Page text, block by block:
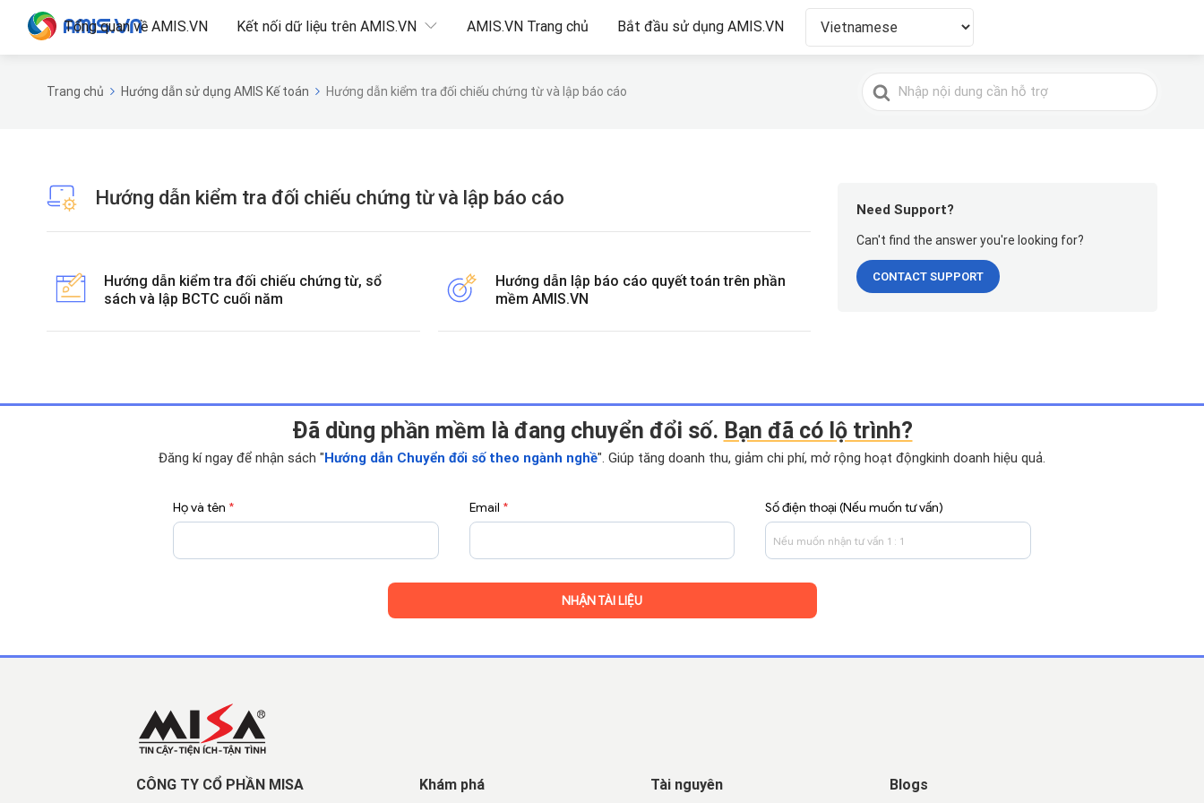
Tổng quan về AMIS.VN Kết nối dữ liệu trên AMIS.VN AMIS.VN Trang chủ Bắt đầu sử dụng AMIS.VN
Trang chủ Hướng dẫn sử dụng AMIS Kế toán Hướng dẫn kiểm tra đối chiếu chứng từ và lập báo cáo
Tìm
kiếm
Hướng dẫn kiểm tra đối chiếu chứng từ và lập báo cáo
Hướng dẫn kiểm tra đối chiếu chứng từ, sổ
sách và lập BCTC cuối năm
Hướng dẫn lập báo cáo quyết toán trên phần
mềm AMIS.VN
Need Support?
Can't find the answer you're looking for?
CONTACT SUPPORT
Ðã dùng phần mềm là đang chuyển đổi số. Bạn đã có lộ trình?
Đăng kí ngay để nhận sách "Hướng dẫn Chuyển đổi số theo ngành nghề". Giúp tăng doanh thu, giảm chi phí, mở rộng hoạt độngkinh doanh hiệu quả.
Họ và tên * Email * Số điện thoại (Nếu muốn tư vấn)
CÔNG TY CỔ PHẦN MISA Khám phá Tài nguyên Blogs